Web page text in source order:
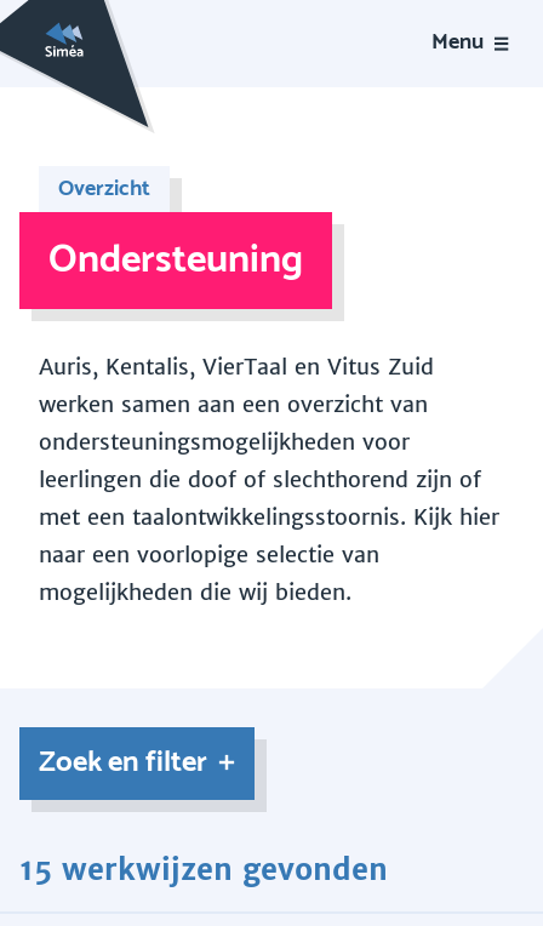
Menu
Overzicht
Ondersteuning
Auris, Kentalis, VierTaal en Vitus Zuid
werken samen aan een overzicht van
ondersteuningsmogelijkheden voor
leerlingen die doof of slechthorend zijn of
met een taalontwikkelingsstoornis. Kijk hier
naar een voorlopige selectie van
mogelijkheden die wij bieden.
Zoek en filter
15 werkwijzen gevonden